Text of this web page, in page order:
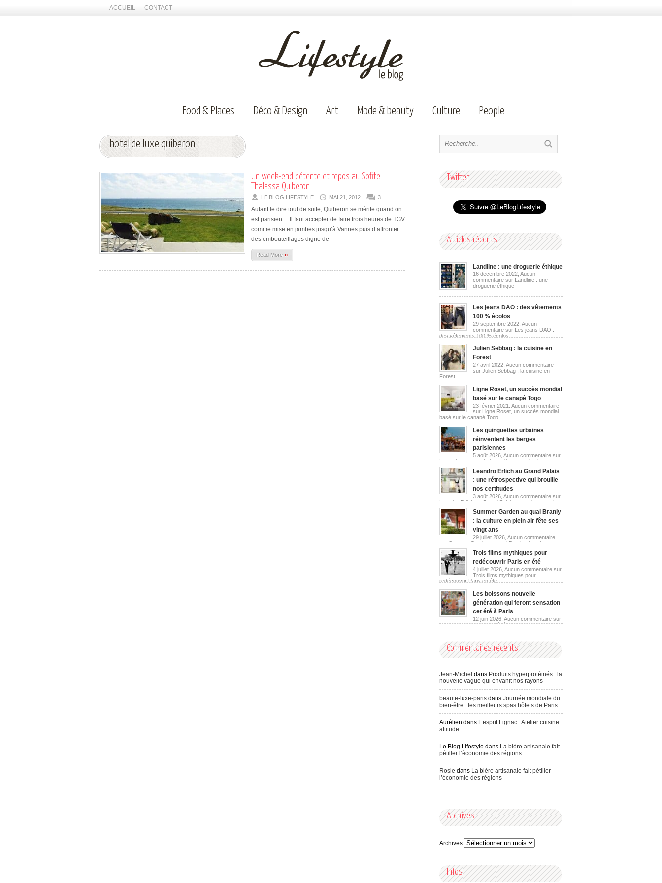
ACCUEIL CONTACT
Food & Places Déco & Design Art Mode & beauty Culture People
hotel de luxe quiberon
Un week-end détente et repos au Sofitel
Thalassa Quiberon
LE BLOG LIFESTYLE MAI 21, 2012 3
Autant le dire tout de suite, Quiberon se mérite quand on
est parisien… Il faut accepter de faire trois heures de TGV
comme mise en jambes jusqu’à Vannes puis d’affronter
des embouteillages digne de
Read More »
Twitter
Articles récents
Landline : une droguerie éthique
16 décembre 2022, Aucun
commentaire sur Landline : une
droguerie éthique
Les jeans DAO : des vêtements
100 % écolos
29 septembre 2022, Aucun
commentaire sur Les jeans DAO :
des vêtements 100 % écolos
Julien Sebbag : la cuisine en
Forest
27 avril 2022, Aucun commentaire
sur Julien Sebbag : la cuisine en
Forest
Ligne Roset, un succès mondial
basé sur le canapé Togo
23 février 2021, Aucun commentaire
sur Ligne Roset, un succès mondial
basé sur le canapé Togo
Les guinguettes urbaines
réinventent les berges
parisiennes
5 août 2026, Aucun commentaire sur
Les guinguettes urbaines réinventent les berges
parisiennes
Leandro Erlich au Grand Palais
: une rétrospective qui brouille
nos certitudes
3 août 2026, Aucun commentaire sur
Leandro Erlich au Grand Palais : une rétrospective
qui brouille nos certitudes
Summer Garden au quai Branly
: la culture en plein air fête ses
vingt ans
29 juillet 2026, Aucun commentaire
sur Summer Garden au quai Branly : la culture en
plein air fête ses vingt ans
Trois films mythiques pour
redécouvrir Paris en été
4 juillet 2026, Aucun commentaire sur
Trois films mythiques pour
redécouvrir Paris en été
Les boissons nouvelle
génération qui feront sensation
cet été à Paris
12 juin 2026, Aucun commentaire sur
Les boissons nouvelle génération qui feront
Commentaires récents
Jean-Michel dans Produits hyperprotéinés : la
nouvelle vague qui envahit nos rayons
beaute-luxe-paris dans Journée mondiale du
bien-être : les meilleurs spas hôtels de Paris
Aurélien dans L’esprit Lignac : Atelier cuisine
attitude
Le Blog Lifestyle dans La bière artisanale fait
pétiller l’économie des régions
Rosie dans La bière artisanale fait pétiller
l’économie des régions
Archives
Archives
Infos